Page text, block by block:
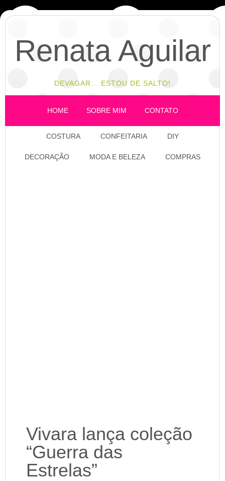
Renata Aguilar
DEVAGAR... ESTOU DE SALTO!
HOME SOBRE MIM CONTATO
COSTURA CONFEITARIA DIY
DECORAÇÃO MODA E BELEZA COMPRAS
Vivara lança coleção
“Guerra das
Estrelas”